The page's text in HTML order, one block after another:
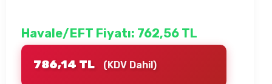
Havale/EFT Fiyatı: 762,56 TL
786,14 TL (KDV Dahil)